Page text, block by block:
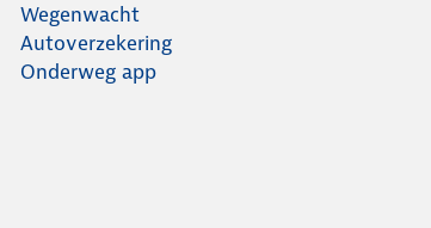
Wegenwacht
Autoverzekering
Onderweg app